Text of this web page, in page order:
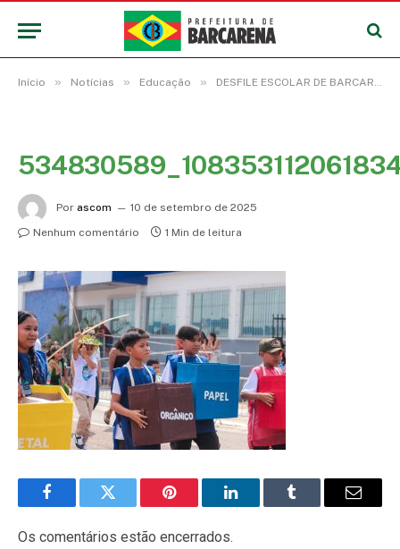
Início » Notícias » Educação » DESFILE ESCOLAR DE BARCARENA ABRAÇA A AMAZÔNIA E DIVULGA A CULTURA OCEÂNICA
Por ascom
10 de setembro de 2025
Nenhum comentário
1 Min de leitura
FacebookTwitter Pinterest LinkedInTumblr
E-
Os comentários estão encerrados.